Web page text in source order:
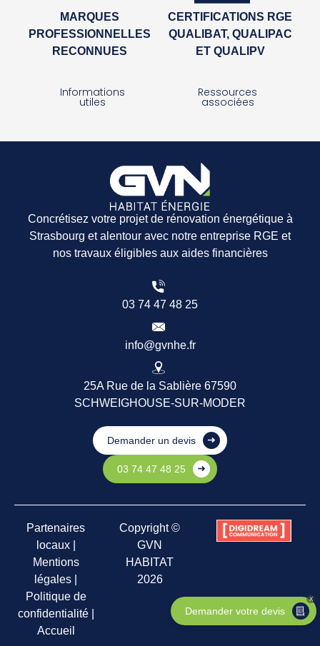
MARQUES
PROFESSIONNELLES
RECONNUES
CERTIFICATIONS RGE
QUALIBAT, QUALIPAC
ET QUALIPV
Informations
utiles
Ressources
associées
Concrétisez votre projet de rénovation énergétique à
Strasbourg et alentour avec notre entreprise RGE et
nos travaux éligibles aux aides financières
03 74 47 48 25
info@gvnhe.fr
25A Rue de la Sablière 67590
SCHWEIGHOUSE-SUR-MODER
Demander un devis
03 74 47 48 25
Partenaires
locaux|
Mentions
légales
Politique de
confidentialité|
Accueil
Copyright ©
GVN
HABITAT
2026
Demander votre devis
X